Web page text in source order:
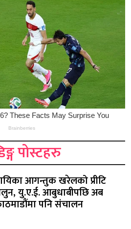
पोस्टहरु
आगन्तुक खरेलको प्रीटि
यु.ए.ई. आबुधाबीपछि अब
पनि संचालन